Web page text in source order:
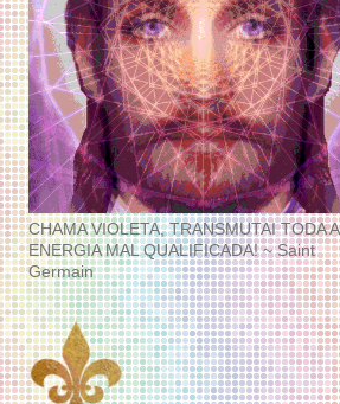
CHAMA VIOLETA, TRANSMUTAI TODA A
ENERGIA MAL QUALIFICADA! ~ Saint
Germain